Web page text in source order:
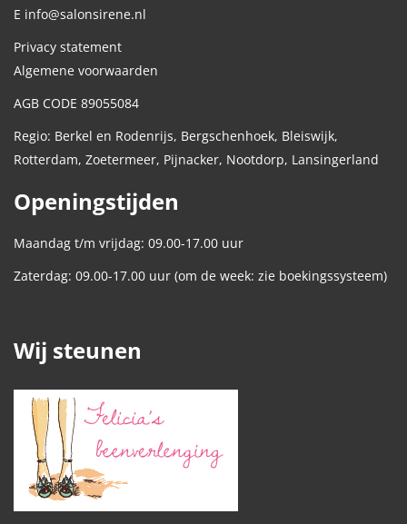
E info@salonsirene.nl
Privacy statement
Algemene voorwaarden
AGB CODE 89055084
Regio: Berkel en Rodenrijs, Bergschenhoek, Bleiswijk,
Rotterdam, Zoetermeer, Pijnacker, Nootdorp, Lansingerland
Openingstijden
Maandag t/m vrijdag: 09.00-17.00 uur
Zaterdag: 09.00-17.00 uur (om de week: zie boekingssysteem)
Wij steunen